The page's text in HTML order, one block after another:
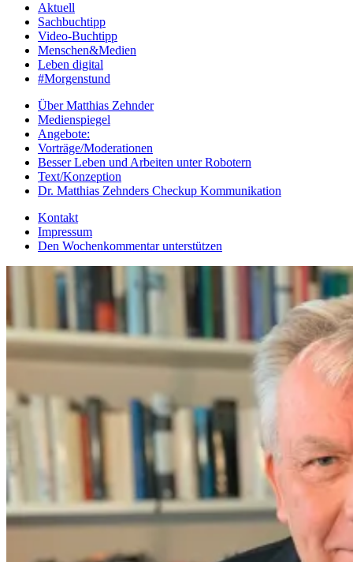
Aktuell
Sachbuchtipp
Video-Buchtipp
Menschen&Medien
Leben digital
#Morgenstund
Über Matthias Zehnder
Medienspiegel
Angebote:
Vorträge/Moderationen
Besser Leben und Arbeiten unter Robotern
Text/Konzeption
Dr. Matthias Zehnders Checkup Kommunikation
Kontakt
Impressum
Den Wochenkommentar unterstützen